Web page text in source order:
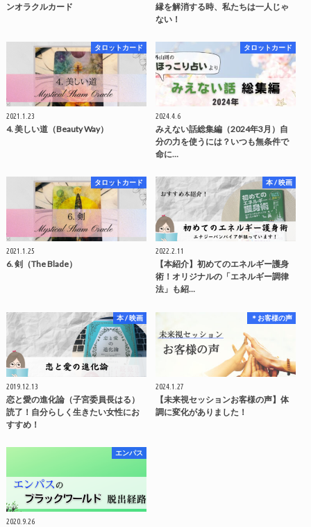
ンオラクルカード
縁を解消する時、私たちは一人じゃ
ない！
タロットカード
2021.1.23
4. 美しい道（Beauty Way）
タロットカード
2024.4.6
みえない話総集編（2024年3月）自
分の力を使うには？いつも無条件で
命に…
タロットカード
2021.1.25
6. 剣（The Blade）
本 / 映画
2022.2.11
【本紹介】初めてのエネルギー護身
術！オリジナルの「エネルギー調律
法」も紹…
本 / 映画
2019.12.13
恋と愛の進化論（子宮委員長はる）
読了！自分らしく生きたい女性にお
すすめ！
＊お客様の声
2024.1.27
【未来視セッションお客様の声】体
調に変化がありました！
エンパス
2020.9.26